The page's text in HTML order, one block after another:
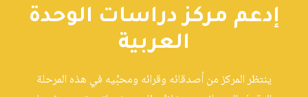
إدعم مركز دراسات الوحدة
العربية
ينتظر المركز من أصدقائه وقرائه ومحبِّيه في هذه المرحلة